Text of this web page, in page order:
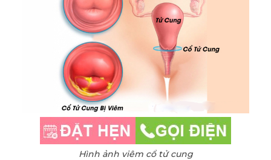
Hình ảnh viêm cổ tử cung